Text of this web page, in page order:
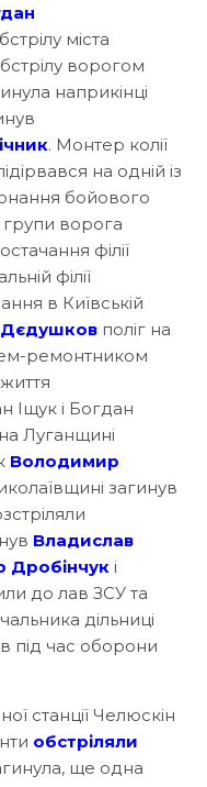
міста
ворогом
наприкінці
. Монтер колії
на одній із
бойового
групи ворога
філії
філії
в Київській
Дєдушков поліг на
ремонтником
Іщук і Богдан
Луганщині
Володимир
загинув
Владислав
Дробінчук і
до лав ЗСУ та
дільниці
під час оборони
станції Челюскін
обстріляли
ще одна